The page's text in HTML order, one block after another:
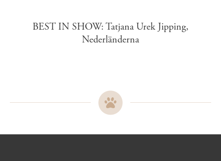
BEST IN SHOW: Tatjana Urek Jipping,
Nederländerna